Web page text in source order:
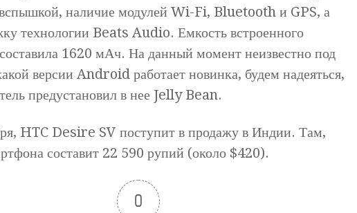
вспышкой, наличие модулей Wi-Fi, Bluetooth и GPS, а
технологии Beats Audio. Емкость встроенного
1620 мАч. На данный момент неизвестно под
версии Android работает новинка, будем надеяться,
предустановил в нее Jelly Bean.
HTC Desire SV поступит в продажу в Индии. Там,
составит 22 590 рупий (около $420).
0